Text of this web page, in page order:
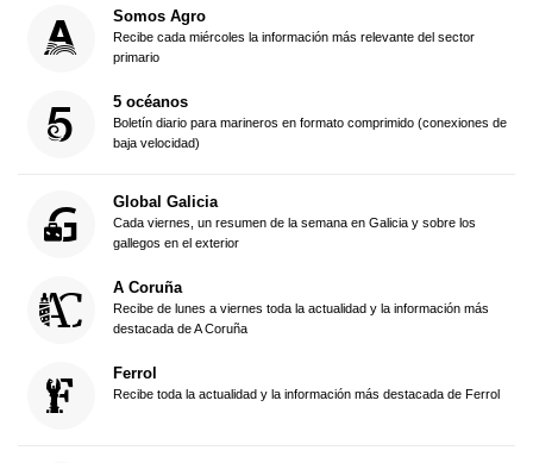
Somos Agro
Recibe cada miércoles la información más relevante del sector
primario
5 océanos
Boletín diario para marineros en formato comprimido (conexiones de
baja velocidad)
Global Galicia
Cada viernes, un resumen de la semana en Galicia y sobre los
gallegos en el exterior
A Coruña
Recibe de lunes a viernes toda la actualidad y la información más
destacada de A Coruña
Ferrol
Recibe toda la actualidad y la información más destacada de Ferrol